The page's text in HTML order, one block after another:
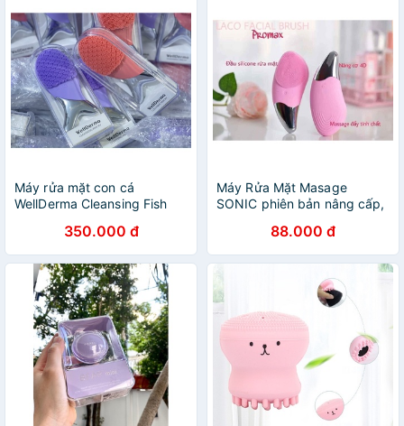
Máy rửa mặt con cá
WellDerma Cleansing Fish
350.000 đ
Máy Rửa Mặt Masage
SONIC phiên bản nâng cấp,
Nước - Hàng đẹp
88.000 đ